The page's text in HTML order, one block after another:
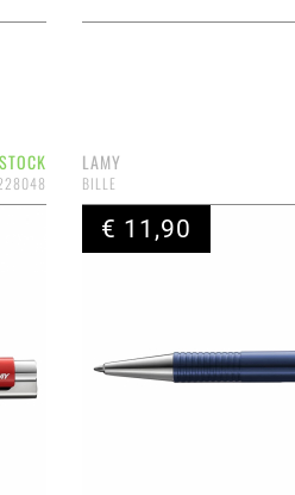
LAMY
BILLE
€ 11,90